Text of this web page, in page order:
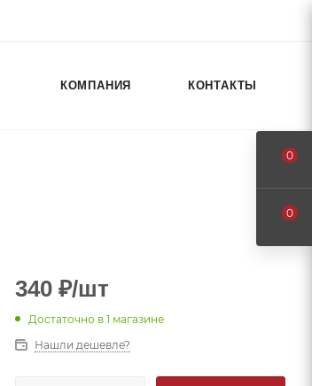
КОМПАНИЯ КОНТАКТЫ
340 ₽/шт
Достаточно в 1 магазине
Нашли дешевле?
0
0